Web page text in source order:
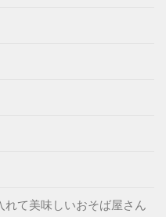
て美味しいおそば屋さん